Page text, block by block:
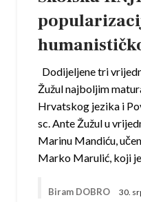
Dodijeljene tri
Žužul najboljim
Hrvatskog jezika i
sc. Ante Žužul u
Marinu Mandiću,
Marko Marulić, koji
Biram DOBRO 30.